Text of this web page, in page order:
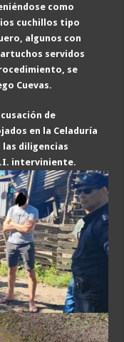
como
cuchillos tipo
algunos con
servidos
se
Cuevas.
de
en la Celaduría
las diligencias
interviniente.